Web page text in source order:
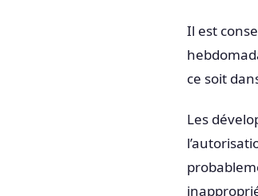
Il est
ce soit
Les